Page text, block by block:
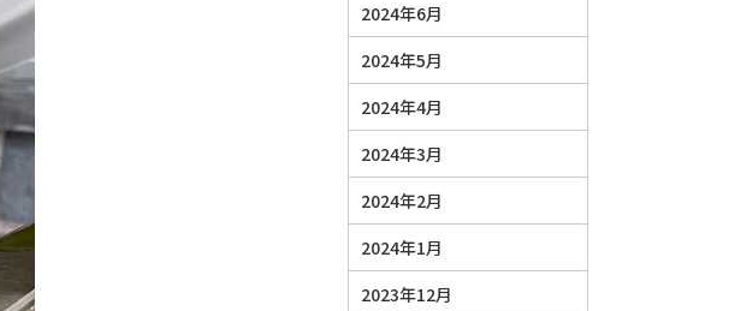
2024年6月
2024年5月
2024年4月
2024年3月
2024年2月
2024年1月
2023年12月